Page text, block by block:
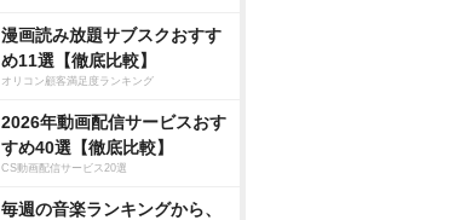
漫画読み放題サブスクおすす
め11選【徹底比較】
オリコン顧客満足度ランキング
2026年動画配信サービスおす
すめ40選【徹底比較】
CS動画配信サービス20選
毎週の音楽ランキングから、